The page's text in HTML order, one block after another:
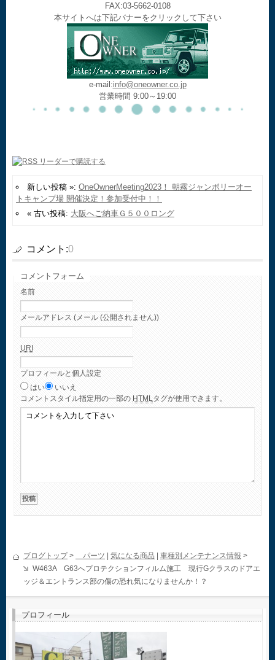
FAX:03-5662-0108
本サイトへは下記バナーをクリックして下さい
e-mail:info@oneowner.co.jp
営業時間 9:00～19:00
新しい投稿 »: OneOwnerMeeting2023！ 朝霧ジャンボリーオー
トキャンプ場 開催決定！参加受付中！！
« 古い投稿: 大阪へご納車Ｇ５００ロング
コメント:0
コメントフォーム
名前
メールアドレス (メール (公開されません))
URI
プロフィールと個人設定
はい
いいえ
コメント スタイル指定用の一部の HTMLタグが使用できます。
ブログトップ> パーツ 気になる商品 車種別メンテナンス情報 >
W463A G63へプロテクションフィルム施工 現行Gクラスのドアエ
ッジ＆エントランス部の傷の恐れ気になりませんか！？
プロフィール